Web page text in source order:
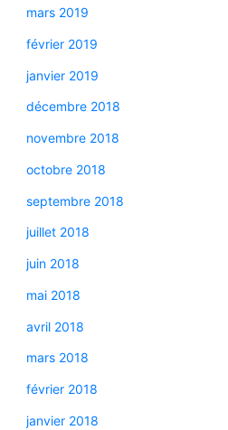
mars 2019
février 2019
janvier 2019
décembre 2018
novembre 2018
octobre 2018
septembre 2018
juillet 2018
juin 2018
mai 2018
avril 2018
mars 2018
février 2018
janvier 2018